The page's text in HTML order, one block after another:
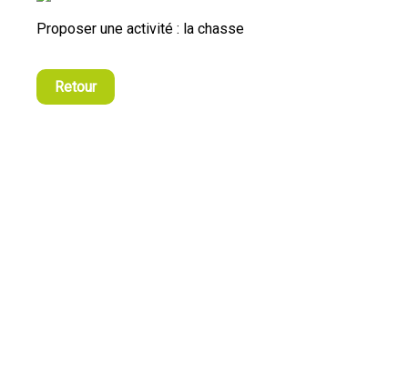
Proposer une activité : la chasse
Retour